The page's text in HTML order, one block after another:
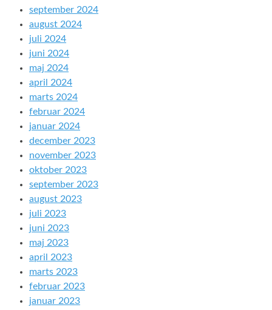
september 2024
august 2024
juli 2024
juni 2024
maj 2024
april 2024
marts 2024
februar 2024
januar 2024
december 2023
november 2023
oktober 2023
september 2023
august 2023
juli 2023
juni 2023
maj 2023
april 2023
marts 2023
februar 2023
januar 2023